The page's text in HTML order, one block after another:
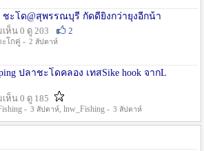
ะโด@สุพรรณบุรี กัดดียิ่งกว่ายุงอีกน้า
ห็น 0 ดู 203
2
ะโกคู่ - 2 สัปดาห์
ปลาชะโดคลอง เทสSike hook จากL
ห็น 0 ดู 185
- 3 สัปดาห์, lnw_Fishing - 3 สัปดาห์